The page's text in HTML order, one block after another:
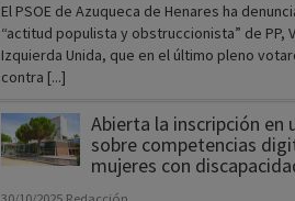
El PSOE de Azuqueca de Henares ha
“actitud populista y obstruccionista” de PP,
Izquierda Unida, que en el último pleno
contra [...]
Abierta la inscripción en
sobre competencias
mujeres con